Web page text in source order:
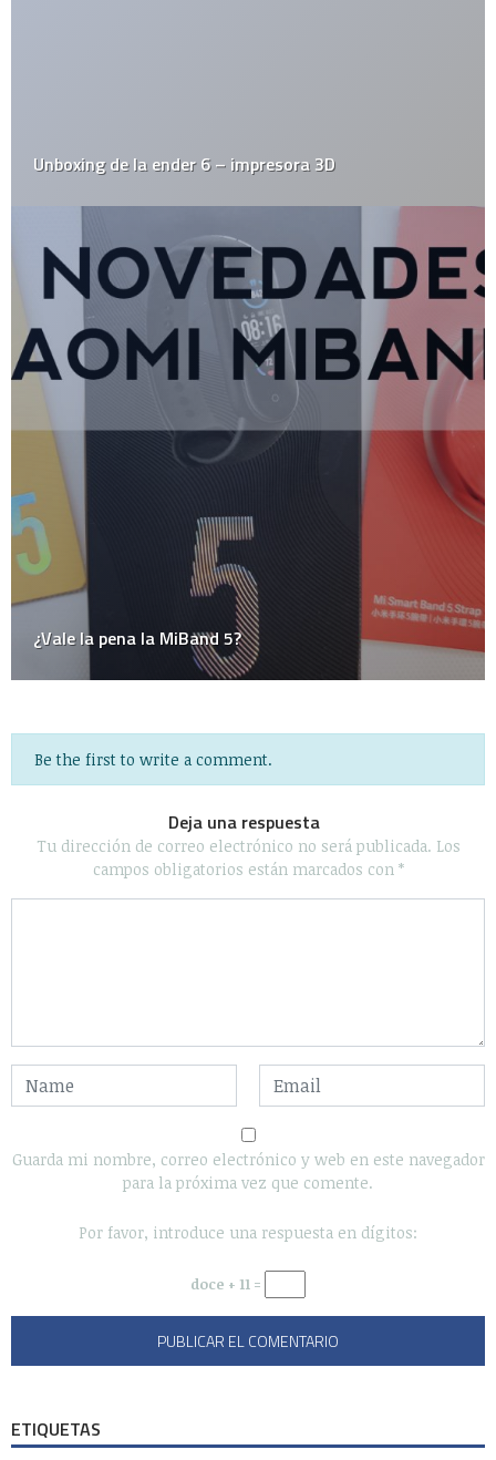
Be the first to write a comment.
Deja una respuesta
Tu dirección de correo electrónico no será publicada. Los
campos obligatorios están marcados con *
Guarda mi nombre, correo electrónico y web en este navegador
para la próxima vez que comente.
Por favor, introduce una respuesta en dígitos:
doce + 11 =
ETIQUETAS